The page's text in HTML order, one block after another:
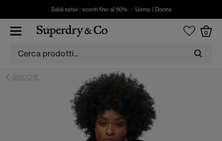
Saldi estivi - sconti fino al 50% - Uomo Donna
0
GIACCHE